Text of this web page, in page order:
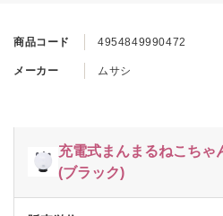
商品コード 4954849990472
メーカー ムサシ
充電式まんまるねこちゃ
(ブラック)